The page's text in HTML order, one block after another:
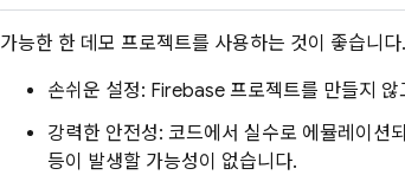
가능한 한 데모 프로젝트를 사용하는 것이 좋습니
손쉬운 설정: Firebase 프로젝트를 만들지
강력한 안전성: 코드에서 실수로 에뮬레이션
등이 발생할 가능성이 없습니다.